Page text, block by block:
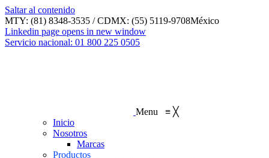
Saltar al contenido
MTY: (81) 8348-3535 / CDMX: (55) 5119-9708México
Linkedin page opens in new window
Servicio nacional: 01 800 225 0505
Menu ≡ ╳
Inicio
Nosotros
Marcas
Productos